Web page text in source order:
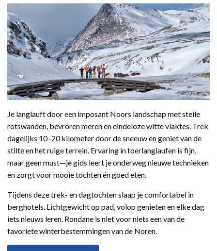
Je langlauft door een imposant Noors landschap met steile
rotswanden, bevroren meren en eindeloze witte vlaktes. Trek
dagelijks 10–20 kilometer door de sneeuw en geniet van de
stilte en het ruige terrein. Ervaring in toerlanglaufen is fijn,
maar geen must—je gids leert je onderweg nieuwe technieken
en zorgt voor mooie tochten én goed eten.
Tijdens deze trek- en dagtochten slaap je comfortabel in
berghotels. Lichtgewicht op pad, volop genieten en elke dag
iets nieuws leren. Rondane is niet voor niets een van de
favoriete winterbestemmingen van de Noren.